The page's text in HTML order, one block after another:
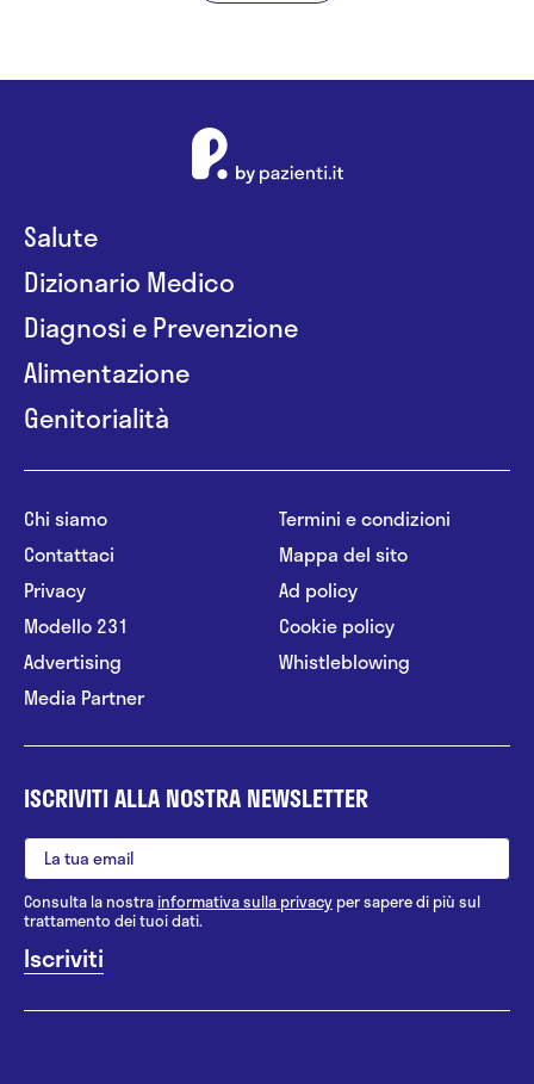
Salute
Dizionario Medico
Diagnosi e Prevenzione
Alimentazione
Genitorialità
Chi siamo
Contattaci
Privacy
Modello 231
Advertising
Media Partner
Termini e condizioni
Mappa del sito
Ad policy
Cookie policy
Whistleblowing
ISCRIVITI ALLA NOSTRA NEWSLETTER
Consulta la nostrainformativa sulla privacy per sapere di più sul
trattamento dei tuoi dati.